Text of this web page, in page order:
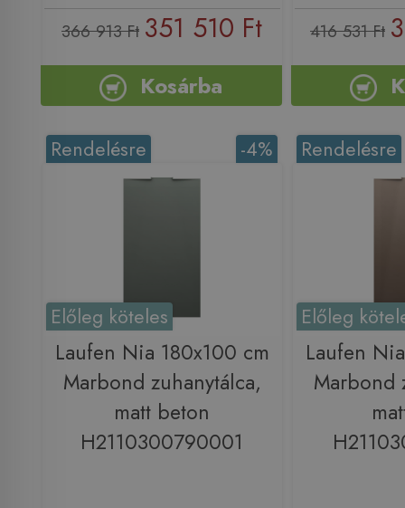
366 913 Ft 351 510 Ft
Kosárba
416 531 Ft
-4%
Rendelésre
Előleg köteles
Laufen Nia 180x100 cm
Marbond zuhanytálca,
matt beton
H2110300790001
Rendelésre
Előleg
Laufen
Marbond